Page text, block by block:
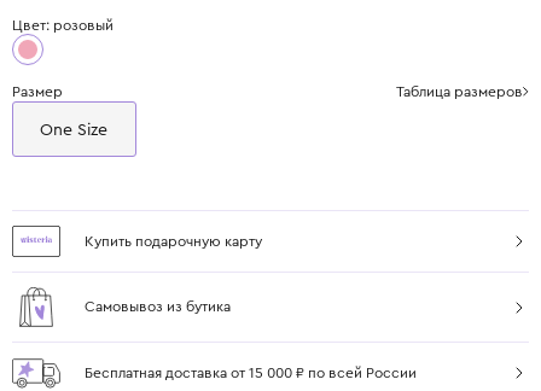
Цвет: розовый
Размер Таблица размеров
One Size
Купить подарочную карту
Самовывоз из бутика
Бесплатная доставка от 15 000 ₽ по всей России